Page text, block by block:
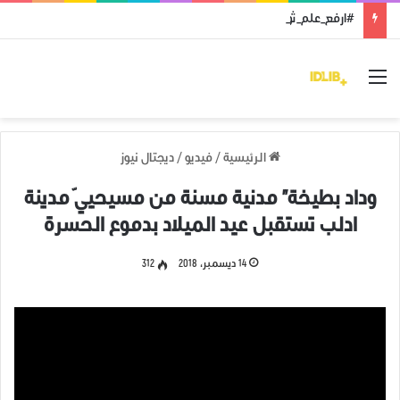
#ارفع_علم_ثورتك: رمز النضال ووحدة الهدف
القائمة
الرئيسية / فيديو / ديجتال نيوز
وداد بطيخة” مدنية مسنة من مسيحييّ مدينة
ادلب تستقبل عيد الميلاد بدموع الحسرة
14 ديسمبر، 2018 312